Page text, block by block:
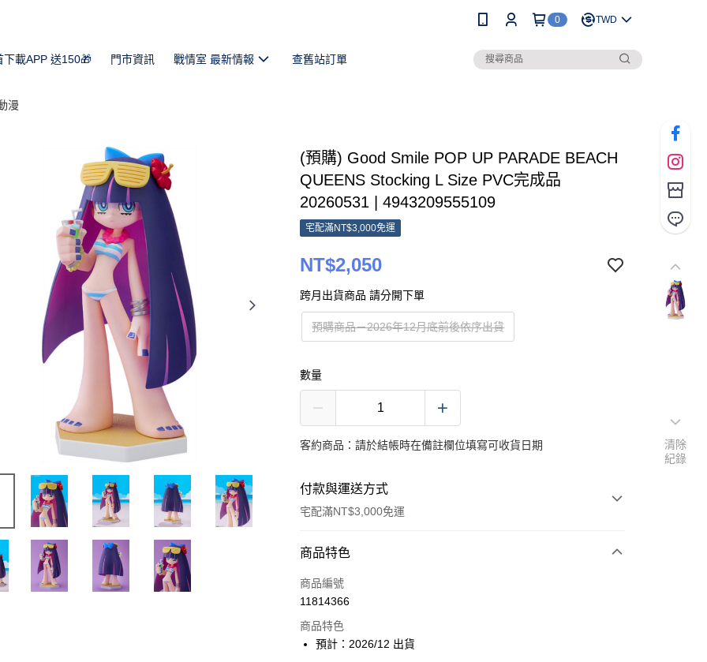
0 TWD
下載APP 送150🎁 門市資訊 戰情室 最新情報 查舊站訂單
漫
(預購) Good Smile POP UP PARADE BEACH
QUEENS Stocking L Size PVC完成品
20260531 | 4943209555109
宅配滿NT$3,000免運
NT$2,050
跨月出貨商品 請分開下單
預購商品－2026年12月底前後依序出貨
數量
客約商品：請於結帳時在備註欄位填寫可收貨日期
付款與運送方式
宅配滿NT$3,000免運
付款方式
信用卡一次付款
ATM付款
商品特色
商品編號
11814366
商品特色
預計：2026/12 出貨
清除
紀錄